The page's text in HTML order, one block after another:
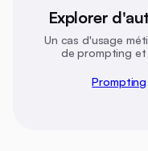
Explorer
Un cas d'usage
de prompting
Prompting